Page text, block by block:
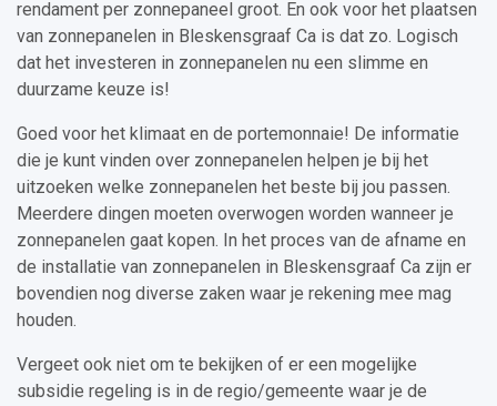
rendament per zonnepaneel groot. En ook voor het plaatsen
van zonnepanelen in Bleskensgraaf Ca is dat zo. Logisch
dat het investeren in zonnepanelen nu een slimme en
duurzame keuze is!
Goed voor het klimaat en de portemonnaie! De informatie
die je kunt vinden over zonnepanelen helpen je bij het
uitzoeken welke zonnepanelen het beste bij jou passen.
Meerdere dingen moeten overwogen worden wanneer je
zonnepanelen gaat kopen. In het proces van de afname en
de installatie van zonnepanelen in Bleskensgraaf Ca zijn er
bovendien nog diverse zaken waar je rekening mee mag
houden.
Vergeet ook niet om te bekijken of er een mogelijke
subsidie regeling is in de regio/gemeente waar je de